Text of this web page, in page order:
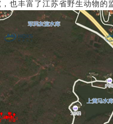
也丰富了江苏省野生动物的